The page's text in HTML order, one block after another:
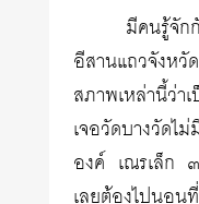
มีคนรู้จัก
อีสานแถวจังห
สภาพเหล่านี้ว่า
เจอวัดบางวัด
องค์ เณรเล็ก